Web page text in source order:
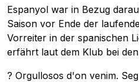
Espanyol war in Bezug
Saison vor Ende der
Vorreiter in der spanischen
erfährt laut dem Klub bei
? Orgullosos d'on venim.